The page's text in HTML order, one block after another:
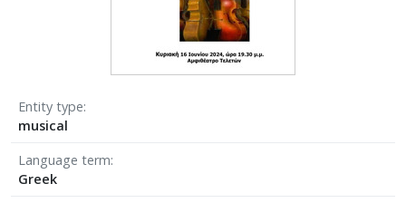
Entity type
musical
Language term
Greek